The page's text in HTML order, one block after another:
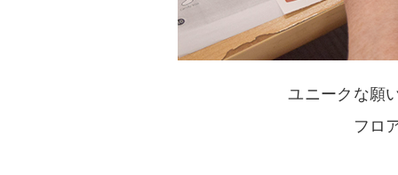
ユニークな願
フロ